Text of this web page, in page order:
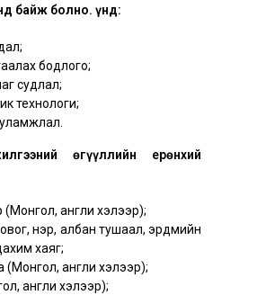
байж болно. Үүнд:
бодлого;
судлал;
технологи;
уламжлал.
өгүүллийн ерөнхий
(Монгол, англи хэлээр);
нэр, албан тушаал, эрдмийн
хаяг;
(Монгол, англи хэлээр);
англи хэлээр);